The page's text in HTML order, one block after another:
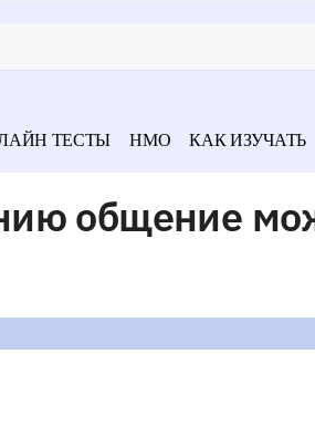
ТЕСТЫ НМО КАК ИЗУЧАТЬ
общение